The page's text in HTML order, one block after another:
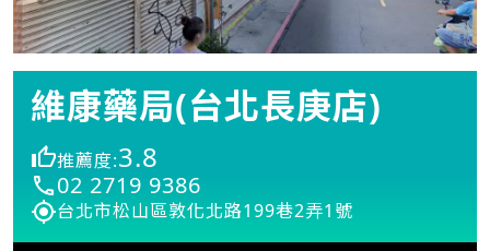
維康藥局(台北長庚店)
推薦度:3.8
02 2719 9386
台北市松山區敦化北路199巷2弄1號